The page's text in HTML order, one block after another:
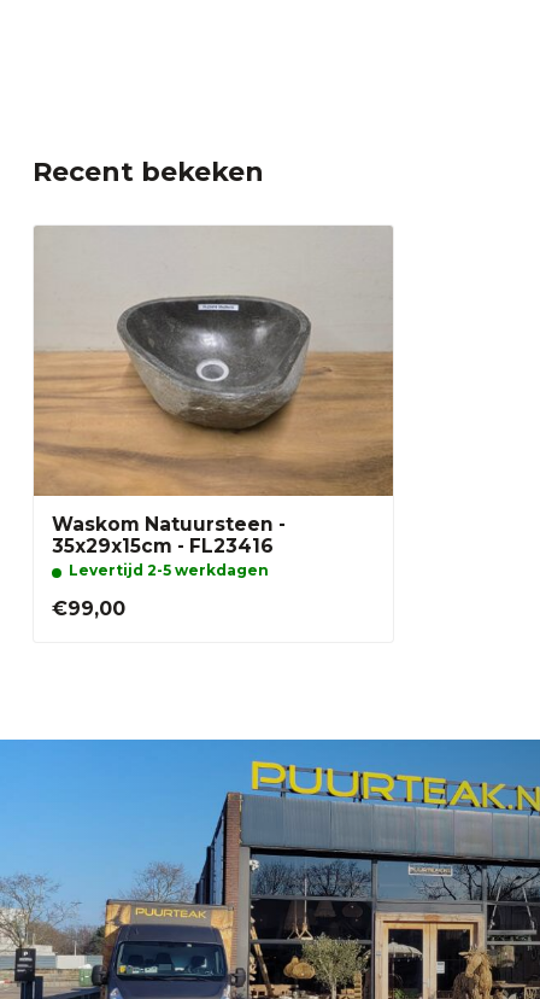
Recent bekeken
Waskom Natuursteen -
35x29x15cm - FL23416
Levertijd 2-5 werkdagen
€99,00